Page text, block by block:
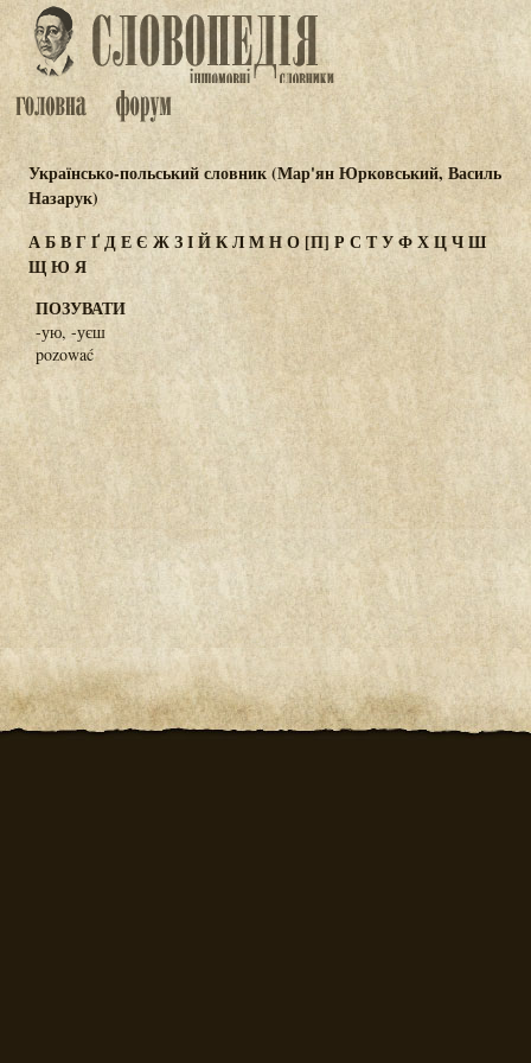
Українсько-польський словник (Мар'ян Юрковський, Василь
Назарук)
АБВГҐДЕЄЖЗІЙКЛМНО[П] Р С ТУФХЦЧШ
ЩЮЯ
ПОЗУВАТИ
-ую, -уєш
pozować